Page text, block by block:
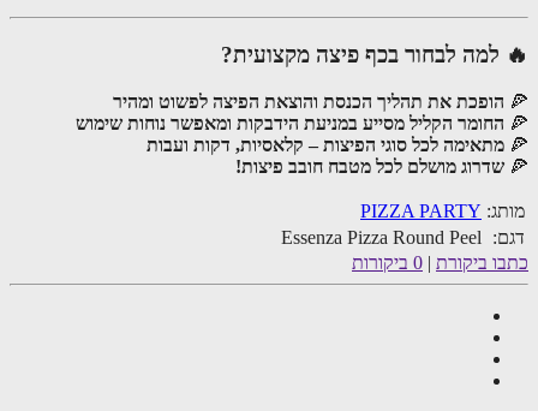
לבחור בכף פיצה מקצועית?
הופכת את תהליך הכנסת והוצאת הפיצה לפשוט ומהיר
החומר הקליל מסייע במניעת הידבקות ומאפשר נוחות שימוש
מתאימה לכל סוגי הפיצות – קלאסיות, דקות ועבות
שדרוג מושלם לכל מטבח חובב פיצות!
PIZZA PARTY
Essenza Pizza Round Peel
ביקורת|0 ביקורות